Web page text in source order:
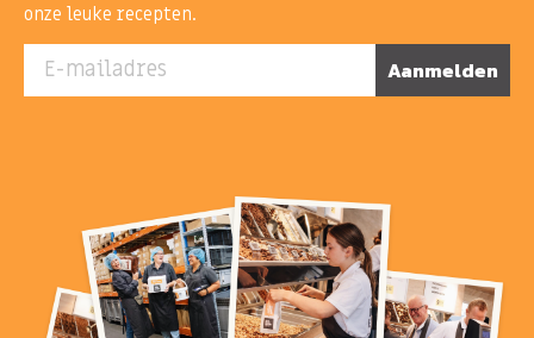
onze leuke recepten.
E-mailadres Aanmelden